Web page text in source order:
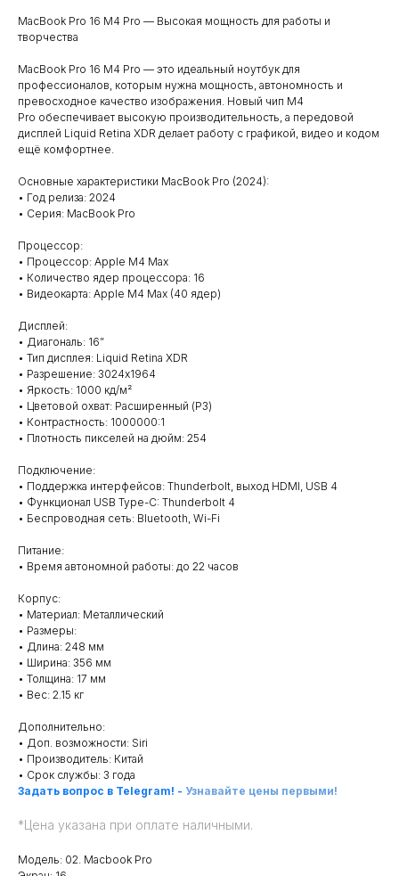
MacBook Pro 16 M4 Pro — Высокая мощность для работы и
творчества
MacBook Pro 16 M4 Pro — это идеальный ноутбук для
профессионалов, которым нужна мощность, автономность и
превосходное качество изображения. Новый чип M4
Pro обеспечивает высокую производительность, а передовой
дисплей Liquid Retina XDR делает работу с графикой, видео и кодом
ещё комфортнее.
Основные характеристики MacBook Pro (2024):
• Год релиза: 2024
• Серия: MacBook Pro
Процессор:
• Процессор: Apple M4 Max
• Количество ядер процессора: 16
• Видеокарта: Apple M4 Max (40 ядер)
Дисплей:
• Диагональ: 16”
• Тип дисплея: Liquid Retina XDR
• Разрешение: 3024x1964
• Яркость: 1000 кд/м²
• Цветовой охват: Расширенный (P3)
• Контрастность: 1000000:1
• Плотность пикселей на дюйм: 254
Подключение:
• Поддержка интерфейсов: Thunderbolt, выход HDMI, USB 4
• Функционал USB Type-C: Thunderbolt 4
• Беспроводная сеть: Bluetooth, Wi-Fi
Питание:
• Время автономной работы: до 22 часов
Корпус:
• Материал: Металлический
• Размеры:
• Длина: 248 мм
• Ширина: 356 мм
• Толщина: 17 мм
• Вес: 2.15 кг
Дополнительно:
• Доп. возможности: Siri
• Производитель: Китай
• Срок службы: 3 года
Задать вопрос в Telegram! - Узнавайте цены первыми!
*Цена указана при оплате наличными.
Модель: 02. Macbook Pro